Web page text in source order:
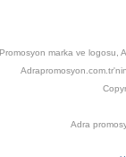
marka ve logosu,
Adra